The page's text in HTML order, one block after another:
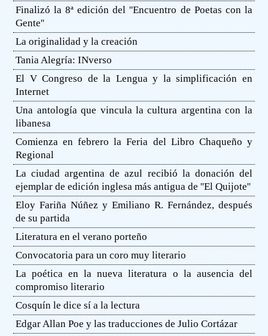
Finalizó la 8ª edición del ''Encuentro de Poetas con la
Gente''
La originalidad y la creación
Tania Alegría: INverso
El V Congreso de la Lengua y la simplificación en
Internet
Una antología que vincula la cultura argentina con la
libanesa
Comienza en febrero la Feria del Libro Chaqueño y
Regional
La ciudad argentina de azul recibió la donación del
ejemplar de edición inglesa más antigua de ''El Quijote''
Eloy Fariña Núñez y Emiliano R. Fernández, después
de su partida
Literatura en el verano porteño
Convocatoria para un coro muy literario
La poética en la nueva literatura o la ausencia del
compromiso literario
Cosquín le dice sí a la lectura
Edgar Allan Poe y las traducciones de Julio Cortázar